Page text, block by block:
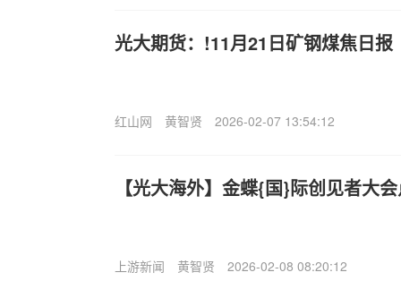
光大期货：!11月21日矿钢煤焦日报
红山网 黄智贤 2026-02-07 13:54:12
【光大海外】金蝶{国}际创见者大
上游新闻 黄智贤 2026-02-08 08:20:12